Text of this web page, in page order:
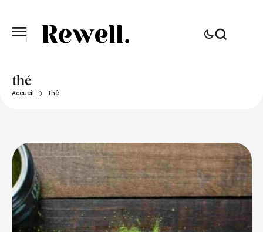
thé
Accueil thé